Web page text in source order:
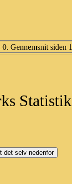
Gennemsnit siden
Statistik